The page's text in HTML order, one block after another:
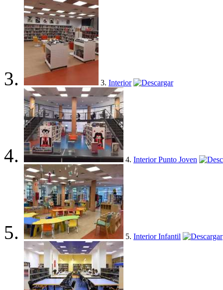
3. Interior
4. Interior Punto Joven
5. Interior Infantil